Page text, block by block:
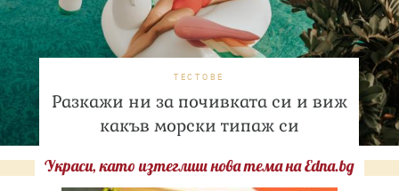
ТЕСТОВЕ
Разкажи ни за почивката си и виж
какъв морски типаж си
Украси, като изтеглиш нова тема на Edna.bg